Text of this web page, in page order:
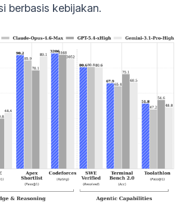
berbasis kebijakan.